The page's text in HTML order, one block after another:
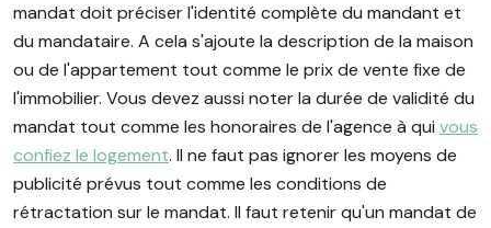
mandat doit préciser l'identité complète du mandant et
du mandataire. A cela s'ajoute la description de la maison
ou de l'appartement tout comme le prix de vente fixe de
l'immobilier. Vous devez aussi noter la durée de validité du
mandat tout comme les honoraires de l'agence à qui vous
confiez le logement. Il ne faut pas ignorer les moyens de
publicité prévus tout comme les conditions de
rétractation sur le mandat. Il faut retenir qu'un mandat de